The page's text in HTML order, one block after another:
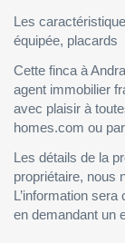
Les
équipée, placards
Cette finca à
agent immobilier
avec plaisir à
homes.com ou
Les détails de la
propriétaire, nous
L’information
en demandant un